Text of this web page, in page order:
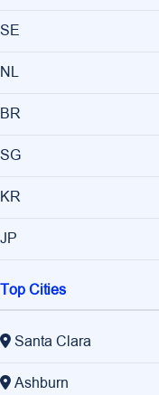
SE
NL
BR
SG
KR
JP
Top Cities
Santa Clara
Ashburn